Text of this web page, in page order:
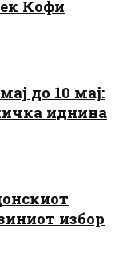
Кофи
до 10 мај:
иднина
избор